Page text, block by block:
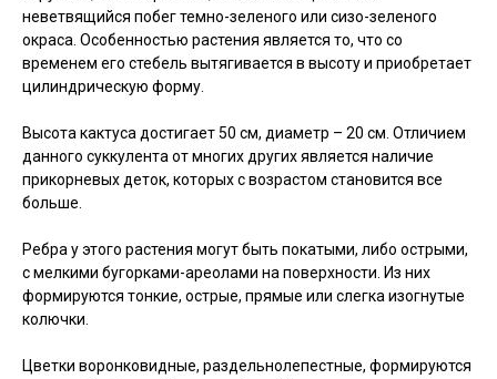
неветвящийся побег темно-зеленого или сизо-зеленого
окраса. Особенностью растения является то, что со
временем его стебель вытягивается в высоту и приобретает
цилиндрическую форму.
Высота кактуса достигает 50 см, диаметр – 20 см. Отличием
данного суккулента от многих других является наличие
прикорневых деток, которых с возрастом становится все
больше.
Ребра у этого растения могут быть покатыми, либо острыми,
с мелкими бугорками-ареолами на поверхности. Из них
формируются тонкие, острые, прямые или слегка изогнутые
колючки.
Цветки воронковидные, раздельнолепестные, формируются